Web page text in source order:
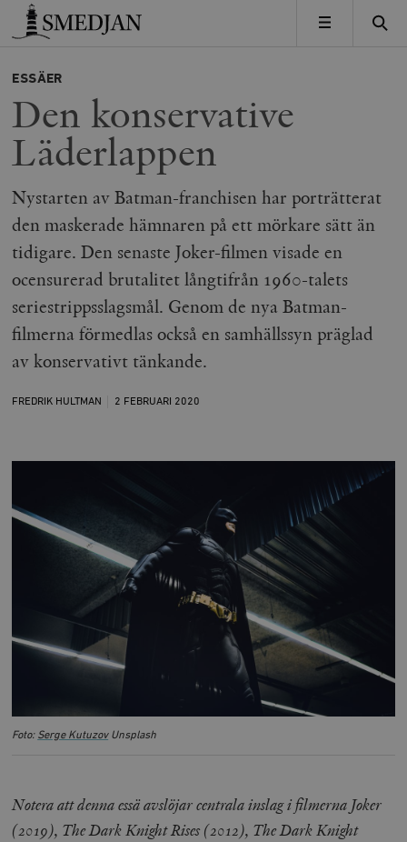
Timbro
MENY
ESSÄER
Den konservative
Läderlappen
Nystarten av Batman-franchisen har porträtterat
den maskerade hämnaren på ett mörkare sätt än
tidigare. Den senaste Joker-filmen visade en
ocensurerad brutalitet långtifrån 1960-talets
seriestrippsslagsmål. Genom de nya Batman-
filmerna förmedlas också en samhällssyn präglad
av konservativt tänkande.
FREDRIK HULTMAN 2 FEBRUARI 2020
Foto: Serge KutuzovUnsplash
Notera att denna essä avslöjar centrala inslag i filmerna Joker
(2019), The Dark Knight Rises (2012), The Dark Knight